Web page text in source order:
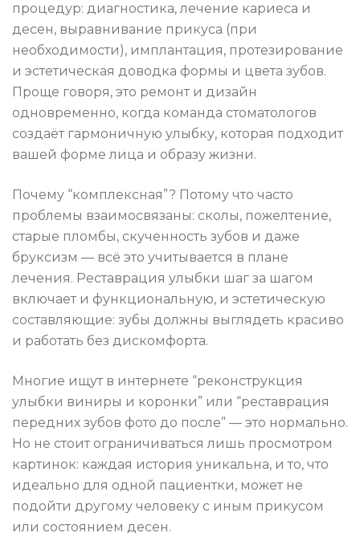
процедур: диагностика, лечение кариеса и
десен, выравнивание прикуса (при
необходимости), имплантация, протезирование
и эстетическая доводка формы и цвета зубов.
Проще говоря, это ремонт и дизайн
одновременно, когда команда стоматологов
создаёт гармоничную улыбку, которая подходит
вашей форме лица и образу жизни.
Почему “комплексная”? Потому что часто
проблемы взаимосвязаны: сколы, пожелтение,
старые пломбы, скученность зубов и даже
бруксизм — всё это учитывается в плане
лечения. Реставрация улыбки шаг за шагом
включает и функциональную, и эстетическую
составляющие: зубы должны выглядеть красиво
и работать без дискомфорта.
Многие ищут в интернете “реконструкция
улыбки виниры и коронки” или “реставрация
передних зубов фото до после” — это нормально.
Но не стоит ограничиваться лишь просмотром
картинок: каждая история уникальна, и то, что
идеально для одной пациентки, может не
подойти другому человеку с иным прикусом
или состоянием десен.